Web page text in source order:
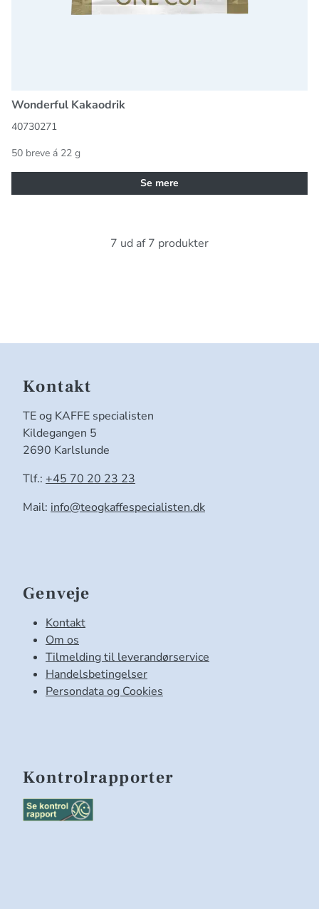
Wonderful Kakaodrik
40730271
50 breve á 22 g
Se mere
7 ud af 7 produkter
Kontakt
TE og KAFFE specialisten
Kildegangen 5
2690 Karlslunde
Tlf.: +45 70 20 23 23
Mail: info@teogkaffespecialisten.dk
Genveje
Kontakt
Om os
Tilmelding til leverandørservice
Handelsbetingelser
Persondata og Cookies
Kontrolrapporter